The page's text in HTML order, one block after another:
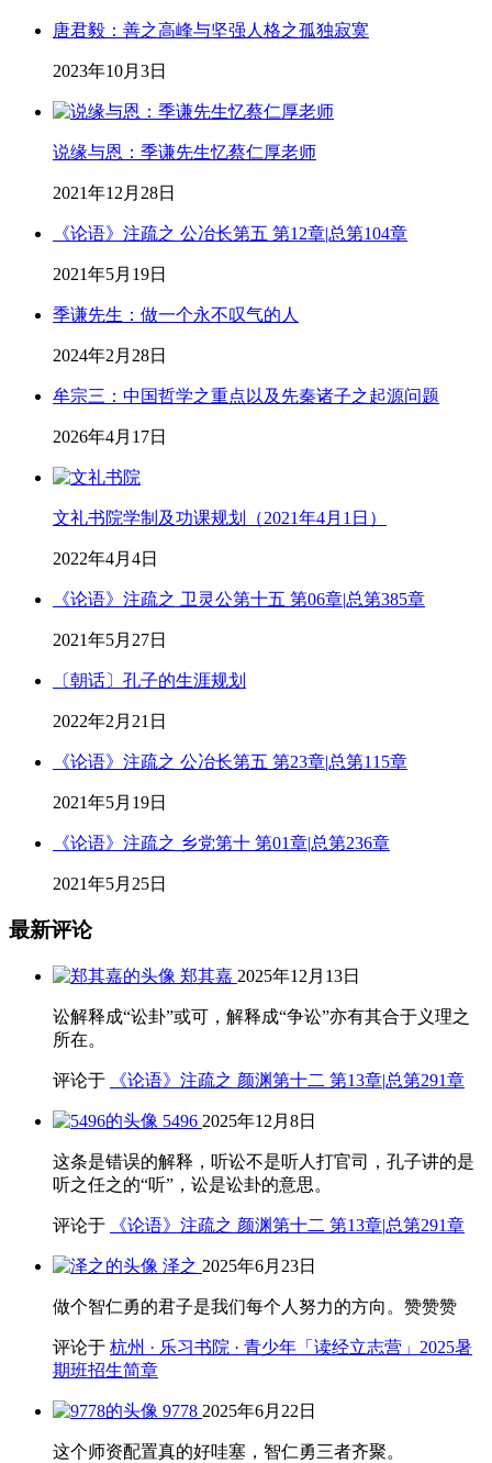
唐君毅：善之高峰与坚强人格之孤独寂寞
2023年10月3日
说缘与恩：季谦先生忆蔡仁厚老师
2021年12月28日
《论语》注疏之 公冶长第五 第12章|总第104章
2021年5月19日
季谦先生：做一个永不叹气的人
2024年2月28日
牟宗三：中国哲学之重点以及先秦诸子之起源问题
2026年4月17日
文礼书院学制及功课规划（2021年4月1日）
2022年4月4日
《论语》注疏之 卫灵公第十五 第06章|总第385章
2021年5月27日
〔朝话〕孔子的生涯规划
2022年2月21日
《论语》注疏之 公冶长第五 第23章|总第115章
2021年5月19日
《论语》注疏之 乡党第十 第01章|总第236章
2021年5月25日
最新评论
郑其嘉 2025年12月13日
讼解释成“讼卦”或可，解释成“争讼”亦有其合于义理之
所在。
评论于 《论语》注疏之 颜渊第十二 第13章|总第291章
5496 2025年12月8日
这条是错误的解释，听讼不是听人打官司，孔子讲的是
听之任之的“听”，讼是讼卦的意思。
评论于 《论语》注疏之 颜渊第十二 第13章|总第291章
泽之 2025年6月23日
做个智仁勇的君子是我们每个人努力的方向。赞赞赞
评论于 杭州 · 乐习书院 · 青少年「读经立志营」2025暑
期班招生简章
9778 2025年6月22日
这个师资配置真的好哇塞，智仁勇三者齐聚。